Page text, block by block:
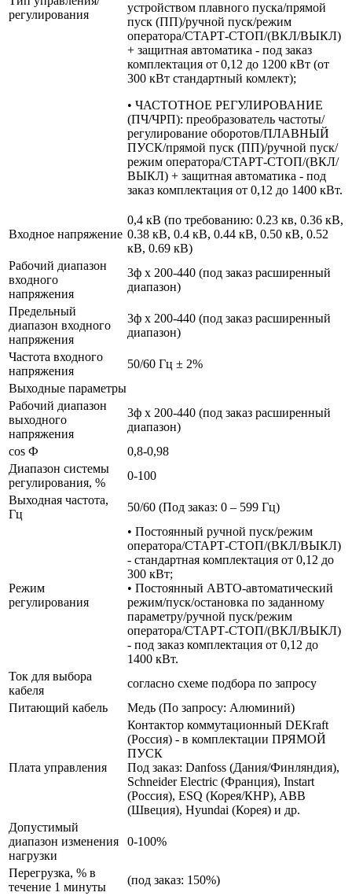
регулирования
устройством плавного пуска/прямой
пуск (ПП)/ручной пуск/режим
оператора/СТАРТ-СТОП/(ВКЛ/ВЫКЛ)
+ защитная автоматика - под заказ
комплектация от 0,12 до 1200 кВт (от
300 кВт стандартный комлект);
• ЧАСТОТНОЕ РЕГУЛИРОВАНИЕ
(ПЧ/ЧРП): преобразователь частоты/
регулирование оборотов/ПЛАВНЫЙ
ПУСК/прямой пуск (ПП)/ручной пуск/
режим оператора/СТАРТ-СТОП/(ВКЛ/
ВЫКЛ) + защитная автоматика - под
заказ комплектация от 0,12 до 1400 кВт.
Входное напряжение
0,4 кВ (по требованию: 0.23 кв, 0.36 кВ,
0.38 кВ, 0.4 кВ, 0.44 кВ, 0.50 кВ, 0.52
кВ, 0.69 кВ)
Рабочий диапазон
входного
напряжения
3ф х 200-440 (под заказ расширенный
диапазон)
Предельный
диапазон входного
напряжения
3ф х 200-440 (под заказ расширенный
диапазон)
Частота входного
напряжения
50/60 Гц ± 2%
Выходные параметры
Рабочий диапазон
выходного
напряжения
3ф х 200-440 (под заказ расширенный
диапазон)
cos Ф
0,8-0,98
Диапазон системы
регулирования, %
0-100
Выходная частота,
Гц
50/60 (Под заказ: 0 – 599 Гц)
Режим
регулирования
• Постоянный ручной пуск/режим
оператора/СТАРТ-СТОП/(ВКЛ/ВЫКЛ)
- стандартная комплектация от 0,12 до
300 кВт;
• Постоянный АВТО-автоматический
режим/пуск/остановка по заданному
параметру/ручной пуск/режим
оператора/СТАРТ-СТОП/(ВКЛ/ВЫКЛ)
- под заказ комплектация от 0,12 до
1400 кВт.
Ток для выбора
кабеля
согласно схеме подбора по запросу
Питающий кабель
Медь (По запросу: Алюминий)
Плата управления
Контактор коммутационный DEKraft
(Россия) - в комплектации ПРЯМОЙ
ПУСК
Под заказ: Danfoss (Дания/Финляндия),
Schneider Electric (Франция), Instart
(Россия), ESQ (Корея/КНР), ABB
(Швеция), Hyundai (Корея) и др.
Допустимый
диапазон изменения
нагрузки
0-100%
Перегрузка, % в
течение 1 минуты
(под заказ: 150%)